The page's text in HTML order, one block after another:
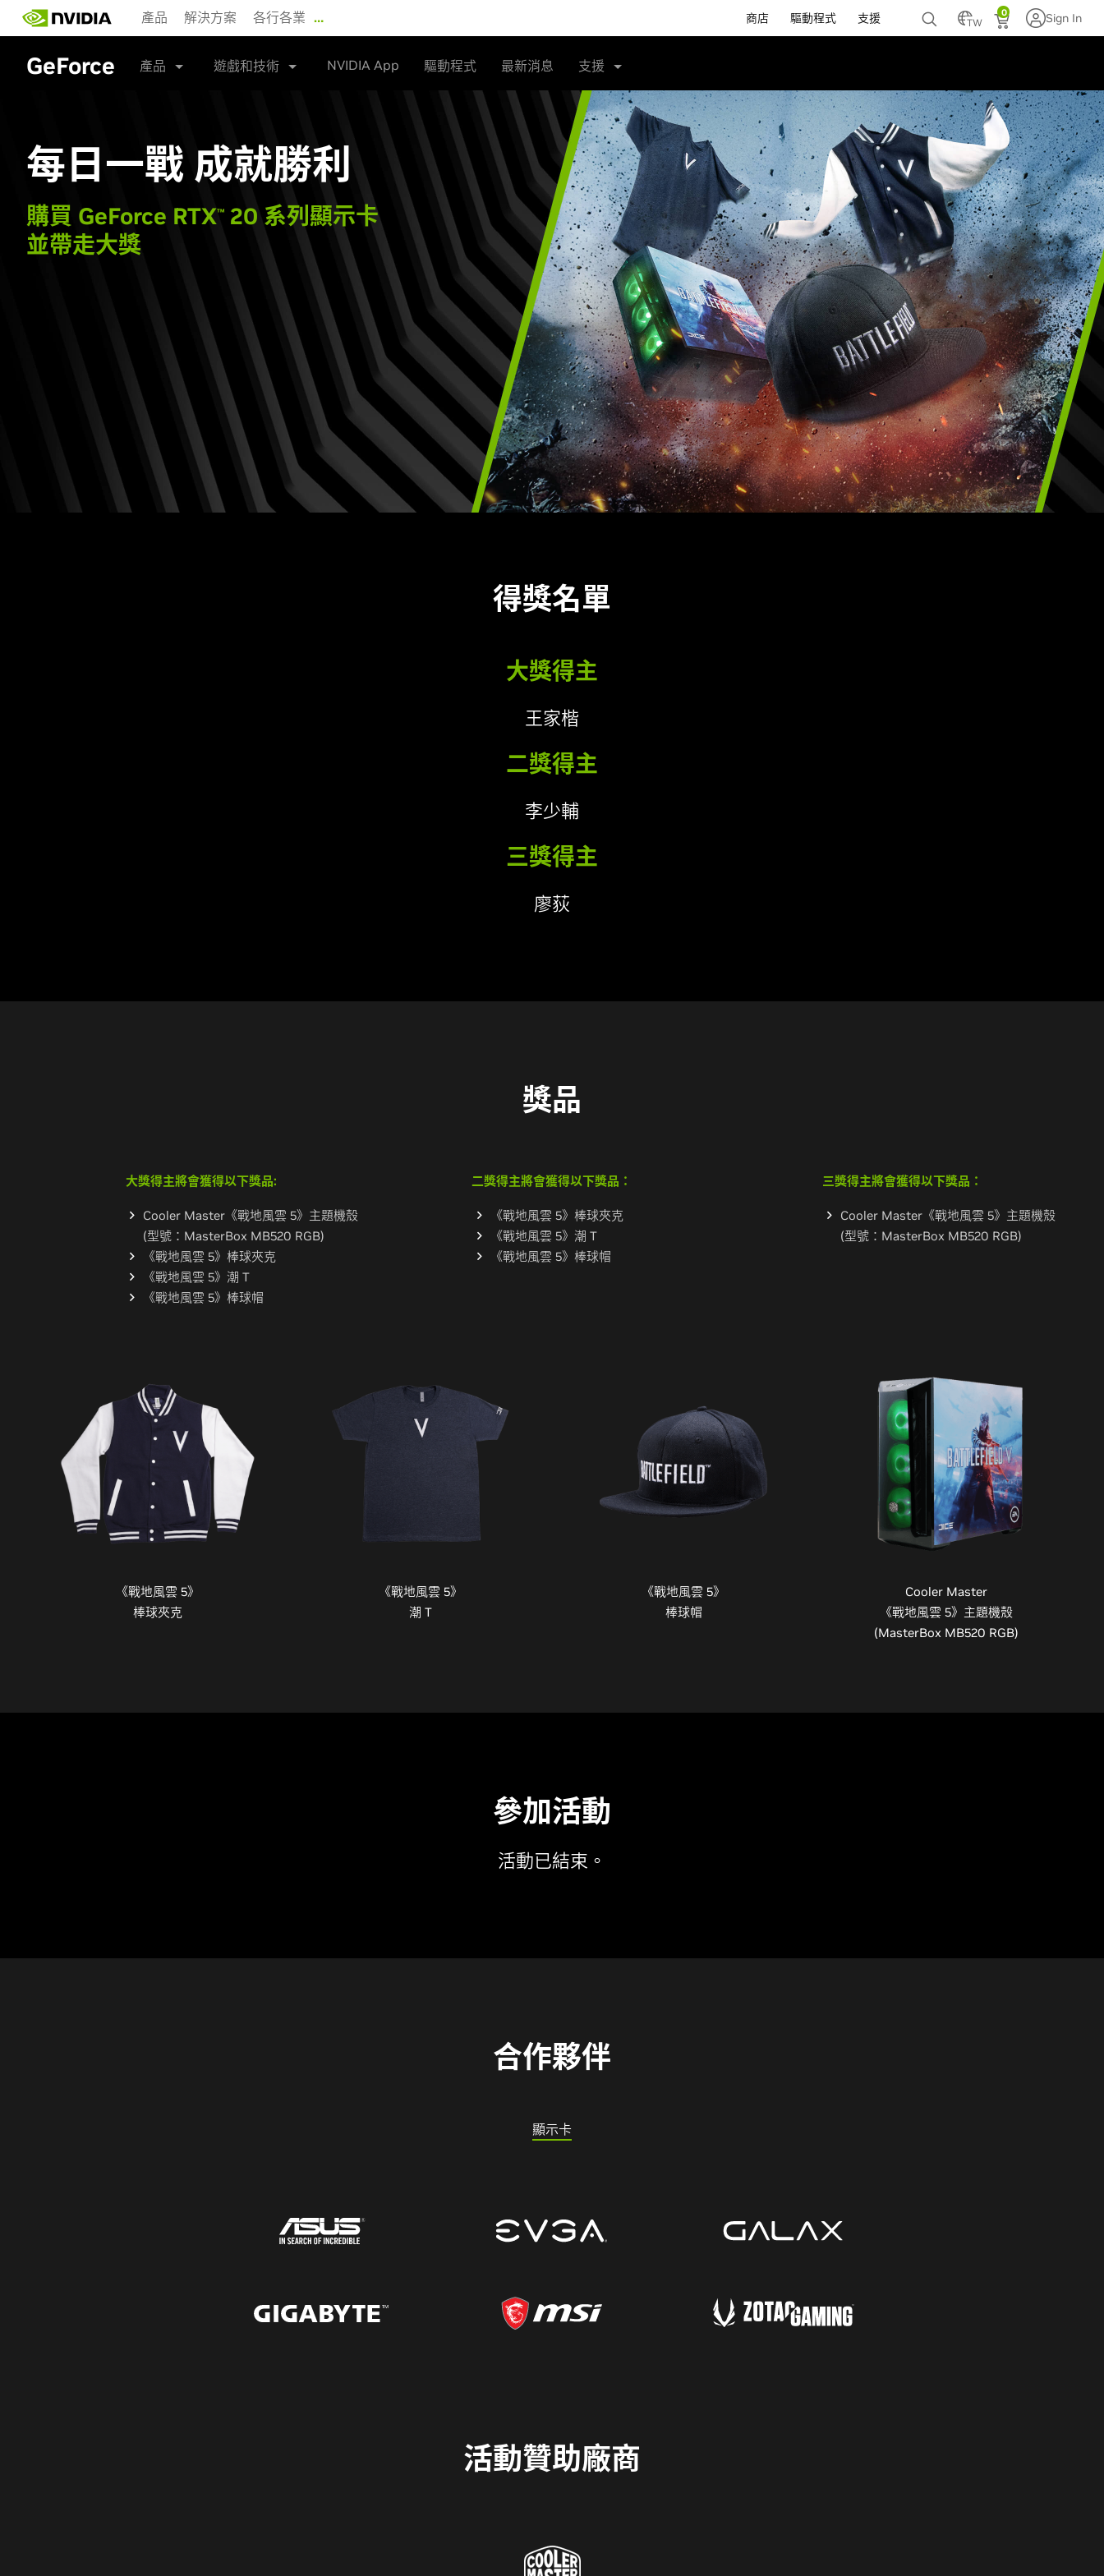
main
content
產品 解決方案 各行各業 … 商店 驅動程式 支援 TW
0 Sign In
GeForce 產品 遊戲和技術 NVIDIA App 驅動程式 最新消息 支援
每日一戰 成就勝利
購買 GeForce RTX™ 20 系列顯示卡
並帶走大獎
得獎名單
大獎得主
王家楷
二獎得主
李少輔
三獎得主
廖荻
獎品
大獎得主將會獲得以下獎品:
Cooler Master《戰地風雲 5》 主題機殼
(型號：MasterBox MB520 RGB)
《戰地風雲 5》棒球夾克
《戰地風雲 5》潮 T
《戰地風雲 5》棒球帽
二獎得主將會獲得以下獎品：
《戰地風雲 5》棒球夾克
《戰地風雲 5》潮 T
《戰地風雲 5》棒球帽
三獎得主將會獲得以下獎品：
Cooler Master《戰地風雲 5》主題機殼
(型號：MasterBox MB520 RGB)
《戰地風雲 5》
棒球夾克
《戰地風雲 5》
潮 T
《戰地風雲 5》
棒球帽
Cooler Master
《戰地風雲 5》主題機殼
(MasterBox MB520 RGB)
參加活動
活動已結束。
合作夥伴
顯示卡
活動贊助廠商